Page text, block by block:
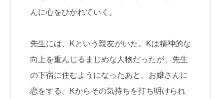
んに心をひかれていく。
先生には、Kという親友がいた。Kは精神的な
向上を重んじるまじめな人物だったが、先生
の下宿に住むようになったあと、お嬢さんに
恋をする。Kからその気持ちを打ち明けられ